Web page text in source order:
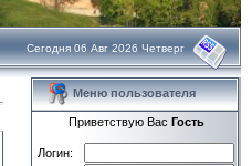
Сегодня 06 Авг 2026 Четверг
Меню пользователя
Приветствую Вас Гость
Логин: